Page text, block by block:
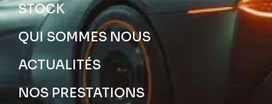
STOCK
QUI SOMMES NOUS
ACTUALITÉS
NOS PRESTATIONS